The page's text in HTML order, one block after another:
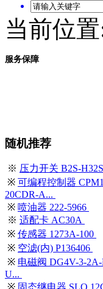
当前位
服务保障
随机推荐
※ 压力开关 B2S-
※ 可编程控制器
20CDR-A...
※ 喷油器 222-5966
※ 适配卡 AC30A
※ 传感器 1273A-100
※ 空滤(内) P136406
※ 电磁阀 DG4V-3-
U...